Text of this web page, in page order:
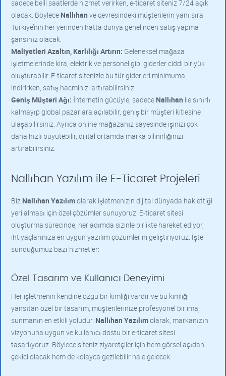
sadece belli saatlerde hizmet verirken, e-ticaret siteniz 7/24 açık
olacak. Böylece Nallıhan ve çevresindeki müşterilerin yanı sıra
Türkiye’nin her yerinden hatta dünya genelinden satış yapma
şansınız olacak.
Maliyetleri Azaltın, Karlılığı Artırın: Geleneksel mağaza
işletmelerinde kira, elektrik ve personel gibi giderler ciddi bir yük
oluşturabilir. E-ticaret sitenizle bu tür giderleri minimuma
indirirken, satış hacminizi artırabilirsiniz.
Geniş Müşteri Ağı: İnternetin gücüyle, sadece Nallıhan ile sınırlı
kalmayıp global pazarlara açılabilir, geniş bir müşteri kitlesine
ulaşabilirsiniz. Ayrıca online mağazanız sayesinde işinizi çok
daha hızlı büyütebilir, dijital ortamda marka bilinirliğinizi
artırabilirsiniz.
Nallıhan Yazılım ile E-Ticaret Projeleri
Biz Nallıhan Yazılımolarak işletmenizin dijital dünyada hak ettiği
yeri alması için özel çözümler sunuyoruz. E-ticaret sitesi
oluşturma sürecinde, her adımda sizinle birlikte hareket ediyor,
ihtiyaçlarınıza en uygun yazılım çözümlerini geliştiriyoruz. İşte
sunduğumuz bazı hizmetler:
Özel Tasarım ve Kullanıcı Deneyimi
Her işletmenin kendine özgü bir kimliği vardır ve bu kimliği
yansıtan özel bir tasarım, müşterilerinize profesyonel bir imaj
sunmanın en etkili yoludur. Nallıhan Yazılımolarak, markanızın
vizyonuna uygun ve kullanıcı dostu bir e-ticaret sitesi
tasarlıyoruz. Böylece siteniz ziyaretçiler için hem görsel açıdan
çekici olacak hem de kolayca gezilebilir hale gelecek.